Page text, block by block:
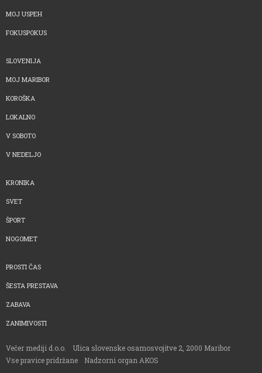
MOJ USPEH
FOKUSPOKUS
SLOVENIJA
MOJ MARIBOR
KOROŠKA
LOKALNO
V SOBOTO
V NEDELJO
KRONIKA
SVET
ŠPORT
NOGOMET
PROSTI ČAS
ŠESTA PRESTAVA
ZABAVA
ZANIMIVOSTI
Večer mediji d.o.o.
Ulica slovenske osamosvojitve 2, 2000 Maribor
Vse pravice pridržane
Nadzorni organ AKOS